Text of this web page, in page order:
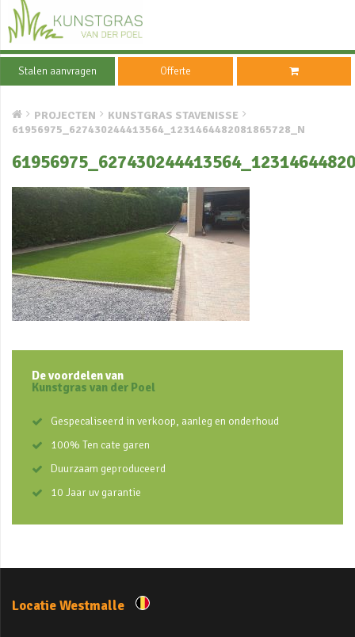
Stalen aanvragen Offerte
PROJECTEN
KUNSTGRAS STAVENISSE
61956975_627430244413564_1231464482081865728_N
De voordelen van
Kunstgras van der Poel
Gespecaliseerd in verkoop, aanleg en onderhoud
100% Ten cate garen
Duurzaam geproduceerd
10 Jaar uv garantie
Locatie Westmalle